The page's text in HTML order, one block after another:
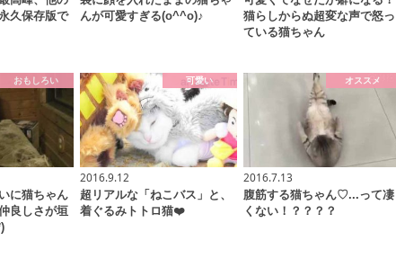
久保存版で
んが可愛すぎる(o^^o)♪
猫らしからぬ超変な声で怒っ
ている猫ちゃん
おもしろい
に猫ちゃん
良しさが垣
可愛い
2016.9.12
超リアルな「ねこバス」と、
着ぐるみトトロ猫❤️
オススメ
2016.7.13
腹筋する猫ちゃん♡...って凄
くない！？？？？